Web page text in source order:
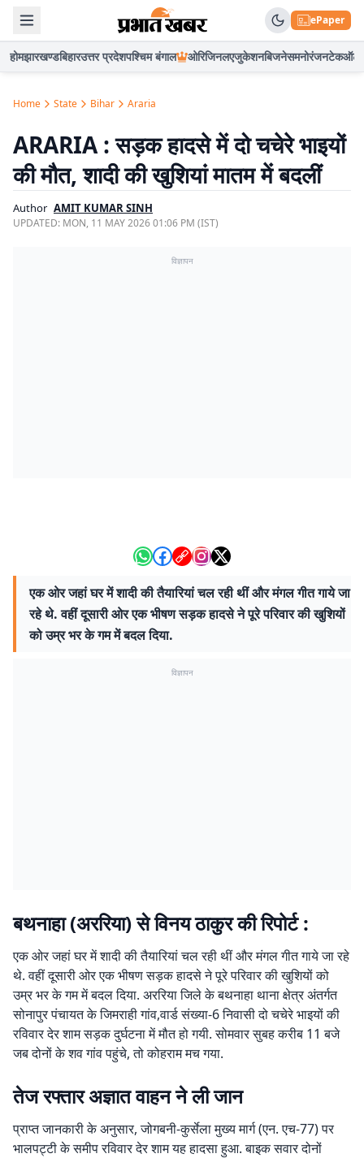
ePaper
होमझारखण्डबिहारउत्तर प्रदेशपश्चिम बंगाल ओरिजिनलएजुकेशनबिजनेसमनोरंजनटेकऑटो
Home State Bihar Araria
ARARIA : सड़क हादसे में दो चचेरे भाइयों
की मौत, शादी की खुशियां मातम में बदलीं
Author AMIT KUMAR SINH
UPDATED: MON, 11 MAY 2026 01:06 PM (IST)
विज्ञापन
एक ओर जहां घर में शादी की तैयारियां चल रही थीं और मंगल गीत गाये जा
रहे थे. वहीं दूसारी ओर एक भीषण सड़क हादसे ने पूरे परिवार की खुशियों
को उम्र भर के गम में बदल दिया.
विज्ञापन
बथनाहा (अररिया) से विनय ठाकुर की रिपोर्ट :
एक ओर जहां घर में शादी की तैयारियां चल रही थीं और मंगल गीत गाये जा रहे
थे. वहीं दूसारी ओर एक भीषण सड़क हादसे ने पूरे परिवार की खुशियों को
उम्र भर के गम में बदल दिया. अररिया जिले के बथनाहा थाना क्षेत्र अंतर्गत
सोनापुर पंचायत के जिमराही गांव,वार्ड संख्या-6 निवासी दो चचेरे भाइयों की
रविवार देर शाम सड़क दुर्घटना में मौत हो गयी. सोमवार सुबह करीब 11 बजे
जब दोनों के शव गांव पहुंचे, तो कोहराम मच गया.
तेज रफ्तार अज्ञात वाहन ने ली जान
प्राप्त जानकारी के अनुसार, जोगबनी-कुर्सेला मुख्य मार्ग (एन. एच-77) पर
भालपट्टी के समीप रविवार देर शाम यह हादसा हुआ. बाइक सवार दोनों